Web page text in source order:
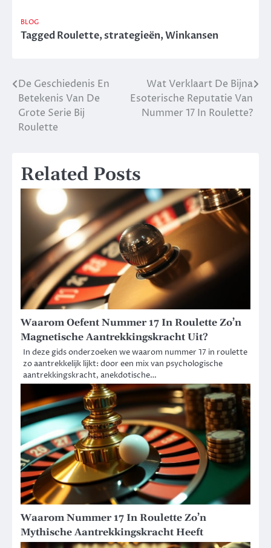
BLOG
TaggedRoulette,strategieën,Winkansen
Post
navigation
De Geschiedenis En
Betekenis Van De
Grote Serie Bij
Roulette
Wat Verklaart De Bijna
Esoterische Reputatie Van
Nummer 17 In Roulette?
Related Posts
Waarom Oefent Nummer 17 In Roulette Zo’n
Magnetische Aantrekkingskracht Uit?
In deze gids onderzoeken we waarom nummer 17 in roulette
zo aantrekkelijk lijkt: door een mix van psychologische
aantrekkingskracht, anekdotische…
Waarom Nummer 17 In Roulette Zo’n
Mythische Aantrekkingskracht Heeft